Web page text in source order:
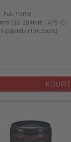
Full-frame
(38-384mm : APS-C)
objektiv (10x zoom)
KOUPIT